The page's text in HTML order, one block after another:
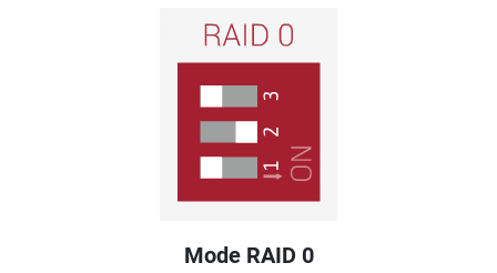
Mode RAID 0